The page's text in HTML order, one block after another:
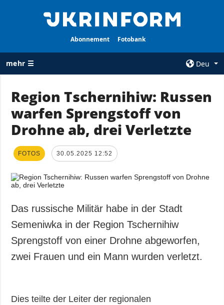
Abonnement Fotobank
mehr ☰
Deu
ALLE
RUBRIKEN
Krieg
Wiederaufbau
Politik
Militär
Gesellschaft und
Kultur
Sport
Notfälle
AGENTUR
Über uns
Politik zur
personenbezogener
Daten
Region Tschernihiw: Russen
warfen Sprengstoff von
Drohne ab, drei Verletzte
FOTOS 30.05.2025 12:52
Das russische Militär habe in der Stadt
Semeniwka in der Region Tschernihiw
Sprengstoff von einer Drohne abgeworfen,
zwei Frauen und ein Mann wurden verletzt.
Dies teilte der Leiter der regionalen